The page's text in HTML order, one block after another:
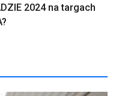
2024 na targach